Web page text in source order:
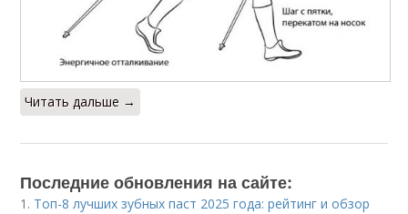
Читать дальше →
Последние обновления на сайте:
1. Топ-8 лучших зубных паст 2025 года: рейтинг и обзор